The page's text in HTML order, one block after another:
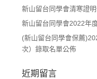
新山留台同學會清寒證
新山留台同學會2022年
(新山留台同學會保薦
次）錄取名單公佈
近期留言